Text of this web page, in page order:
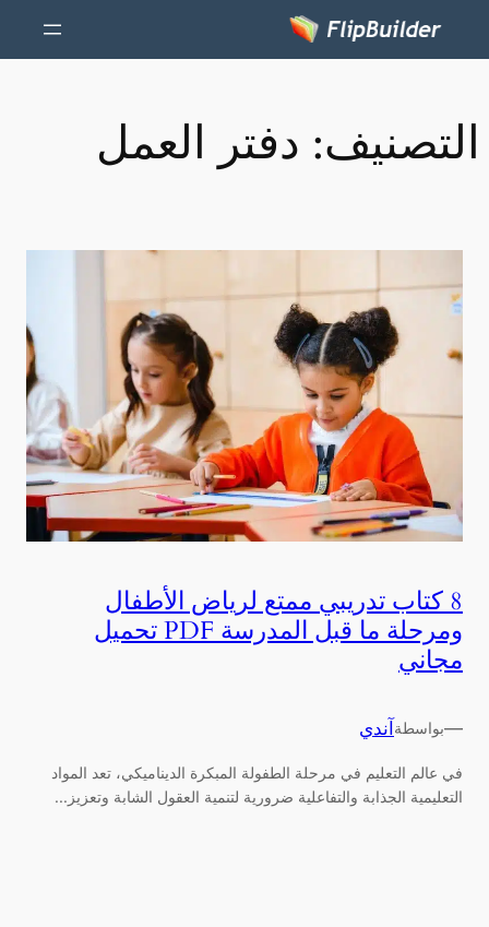
التصنيف: دفتر العمل
8 كتاب تدريبي ممتع لرياض الأطفال
ومرحلة ما قبل المدرسة PDF تحميل
مجاني
—بواسطة آندي
في عالم التعليم في مرحلة الطفولة المبكرة الديناميكي، تعد المواد
التعليمية الجذابة والتفاعلية ضرورية لتنمية العقول الشابة وتعزيز...